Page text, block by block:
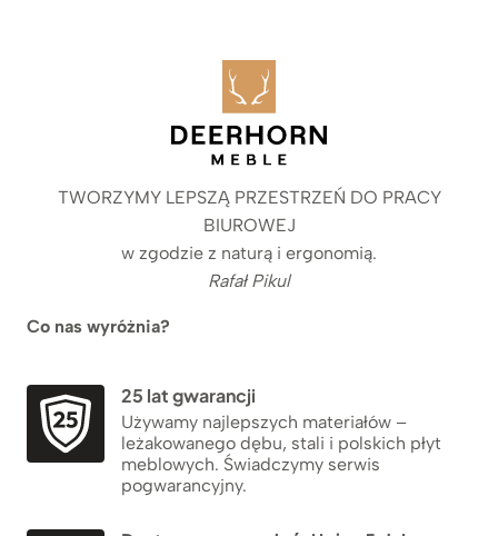
TWORZYMY LEPSZĄ PRZESTRZEŃ DO PRACY
BIUROWEJ
w zgodzie z naturą i ergonomią.
Rafał Pikul
Co nas wyróżnia?
25 lat gwarancji
Używamy najlepszych materiałów –
leżakowanego dębu, stali i polskich płyt
meblowych. Świadczymy serwis
pogwarancyjny.